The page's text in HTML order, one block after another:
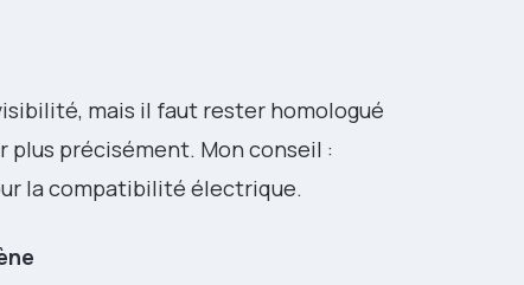
mais il faut rester homologué
plus précisément. Mon conseil :
la compatibilité électrique.